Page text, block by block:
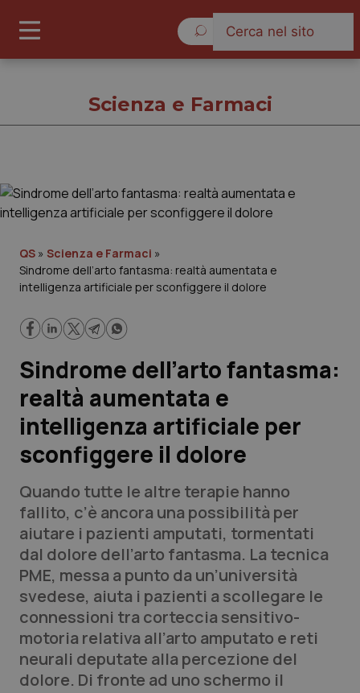
Governo e Parlamento
Regioni e Asl
Lavoro e Professioni
Scienza e Farmaci
Studi e Analisi
Lettere al direttore
Edizioni Regionali
QS Pro
Professionisti Sanitari.AI
Abruzzo
QS Pro Gold
QS Club Newsletter
Scienza e Farmaci
QS » Scienza e Farmaci »
Sindrome dell’arto fantasma: realtà aumentata e
intelligenza artificiale per sconfiggere il dolore
Sindrome dell’arto fantasma:
realtà aumentata e
intelligenza artificiale per
sconfiggere il dolore
Quando tutte le altre terapie hanno
fallito, c’è ancora una possibilità per
aiutare i pazienti amputati, tormentati
dal dolore dell’arto fantasma. La tecnica
PME, messa a punto da un’università
svedese, aiuta i pazienti a scollegare le
connessioni tra corteccia sensitivo-
motoria relativa all’arto amputato e reti
neurali deputate alla percezione del
dolore. Di fronte ad uno schermo il